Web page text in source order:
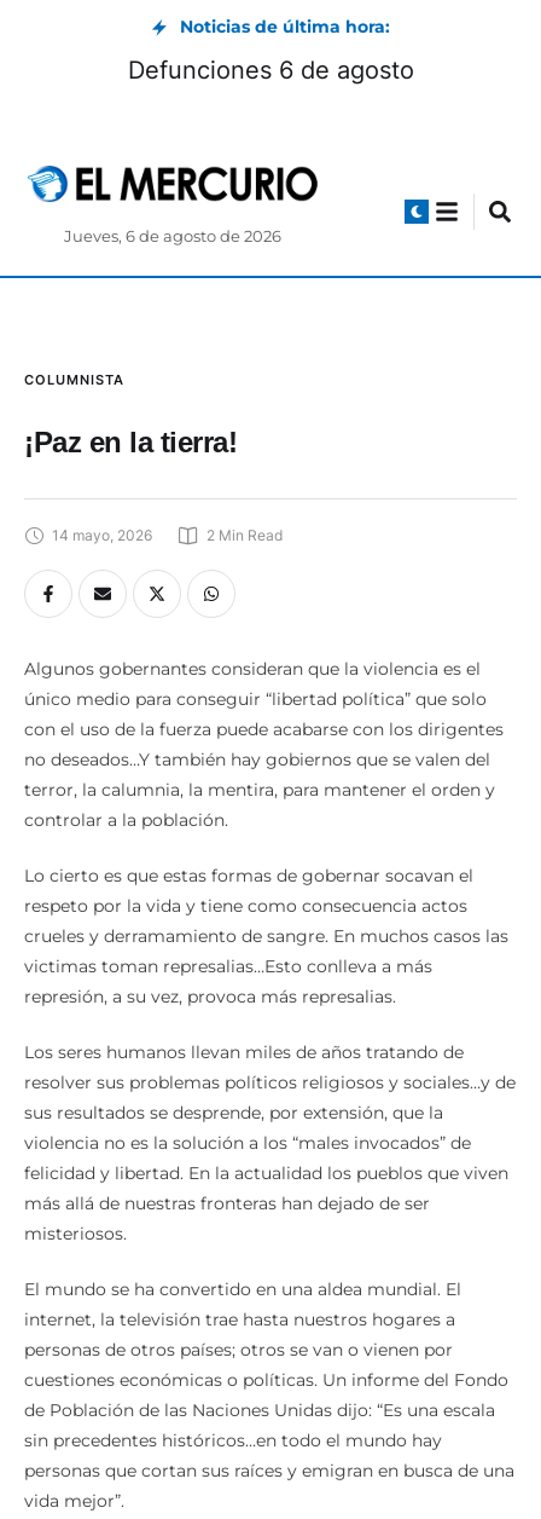
Noticias de última hora:
Defunciones 6 de agosto
Jueves, 6 de agosto de 2026
COLUMNISTA
¡Paz en la tierra!
14 mayo, 2026 2 Min Read
Algunos gobernantes consideran que la violencia es el
único medio para conseguir “libertad política” que solo
con el uso de la fuerza puede acabarse con los dirigentes
no deseados…Y también hay gobiernos que se valen del
terror, la calumnia, la mentira, para mantener el orden y
controlar a la población.
Lo cierto es que estas formas de gobernar socavan el
respeto por la vida y tiene como consecuencia actos
crueles y derramamiento de sangre. En muchos casos las
victimas toman represalias…Esto conlleva a más
represión, a su vez, provoca más represalias.
Los seres humanos llevan miles de años tratando de
resolver sus problemas políticos religiosos y sociales…y de
sus resultados se desprende, por extensión, que la
violencia no es la solución a los “males invocados” de
felicidad y libertad. En la actualidad los pueblos que viven
más allá de nuestras fronteras han dejado de ser
misteriosos.
El mundo se ha convertido en una aldea mundial. El
internet, la televisión trae hasta nuestros hogares a
personas de otros países; otros se van o vienen por
cuestiones económicas o políticas. Un informe del Fondo
de Población de las Naciones Unidas dijo: “Es una escala
sin precedentes históricos…en todo el mundo hay
personas que cortan sus raíces y emigran en busca de una
vida mejor”.